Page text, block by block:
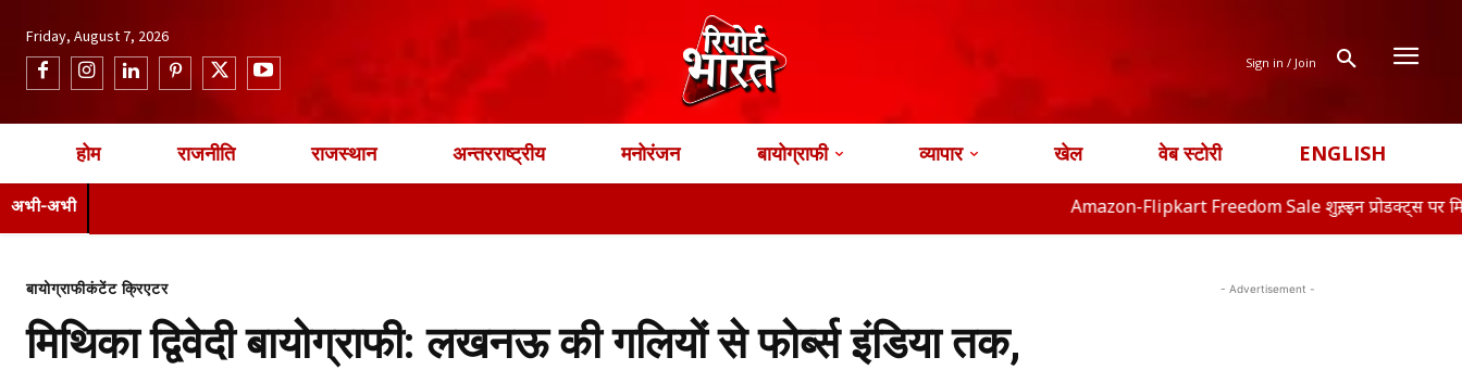
Friday, August 7, 2026
Sign in / Join
होम राजनीति राजस्थान अन्तरराष्ट्रीय मनोरंजन बायोग्राफी व्यापार खेल वेब स्टोरी ENGLISH
अभी-अभी Amazon-Flipkart Freedom Sale शुरू, इन प्रोडक्ट्स पर मिल रहा बंपर
बायोग्राफीकंटेंट क्रिएटर
मिथिका द्विवेदी बायोग्राफी: लखनऊ की गलियों से फोर्ब्स इंडिया तक,
- Advertisement -